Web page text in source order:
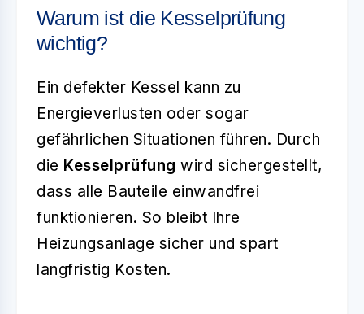
Warum ist die Kesselprüfung
wichtig?
Ein defekter Kessel kann zu
Energieverlusten oder sogar
gefährlichen Situationen führen. Durch
die Kesselprüfung wird sichergestellt,
dass alle Bauteile einwandfrei
funktionieren. So bleibt Ihre
Heizungsanlage sicher und spart
langfristig Kosten.